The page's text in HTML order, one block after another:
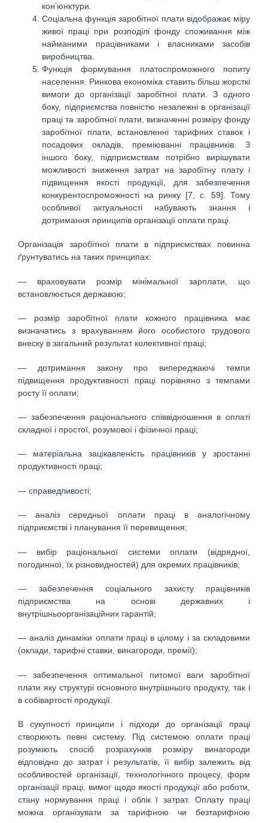
кон’юнктури.
Соціальна функція заробітної плати відображає міру
живої праці при розподілі фонду споживання між
найманими працівниками і власниками засобів
виробництва.
Функція формування платоспроможного попиту
населення. Ринкова економіка ставить більш жорсткі
вимоги до організації заробітної плати. З одного
боку, підприємства повністю незалежні в організації
праці та заробітної плати, визначенні розміру фонду
заробітної плати, встановленні тарифних ставок і
посадових окладів, преміюванні працівників. З
іншого боку, підприємствам потрібно вирішувати
мож­ливості зниження затрат на заробітну плату і
підвищення якості продукції, для забезпечення
конкурентоспроможності на ринку [7, с. 59]. Тому
особливої актуальності набувають знання і
дотримання принципів організації оплати праці.
Організація заробітної плати в підприємствах повинна
ґрунтуватись на таких принципах:
— враховувати розмір мінімальної зарплати, що
встановлюється державою;
— розмір заробітної плати кожного працівника має
визначатись з врахуванням його особистого трудового
внеску в загальний результат колективної праці;
— дотримання закону про випереджаючі темпи
підвищення продуктивності праці порівняно з темпами
росту її оплати;
— забезпечення раціонального співвідношення в оплаті
складної і про­стої, розумової і фізичної праці;
— матеріальна зацікавленість працівників у зростанні
продуктивності праці;
— справедливості;
— аналіз середньої оплати праці в аналогічному
підприємстві і плану­вання її перевищення;
— вибір раціональної системи оплати (відрядної,
погодинної, їх різно­видностей) для окремих працівників;
— забезпечення соціального захисту працівників
підприємства на ос­нові державних і
внутрішньоорганізаційних гарантій;
— аналіз динаміки оплати праці в цілому і за складовими
(оклади, та­рифні ставки, винагороди, премії);
— забезпечення оптимальної питомої ваги заробітної
плати яку струк­турі основного внутрішнього продукту, так і
в собівартості продукції.
В сукупності принципи і підходи до організації праці
створюють певні систему. Під системою оплати праці
розуміють спосіб розрахунків розмі­ру винагороди
відповідно до затрат і результатів, її вибір залежить від
особ­ливостей організації, технологічного процесу, форм
організації праці, ви­мог щодо якості продукції або роботи,
стану нормування праці і облік ї затрат. Оплату праці
можна організувати за тарифною чи безтарифною